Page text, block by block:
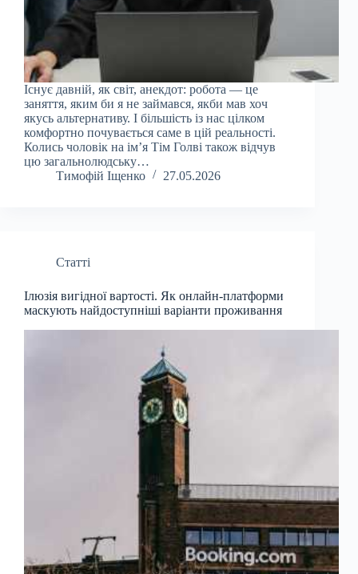
Існує давній, як світ, анекдот: робота — це
заняття, яким би я не займався, якби мав хоч
якусь альтернативу. І більшість із нас цілком
комфортно почувається саме в цій реальності.
Колись чоловік на ім’я Тім Голві також відчув
цю загальнолюдську…
Тимофій Іщенко
27.05.2026
Статті
Ілюзія вигідної вартості. Як онлайн-платформи
маскують найдоступніші варіанти проживання